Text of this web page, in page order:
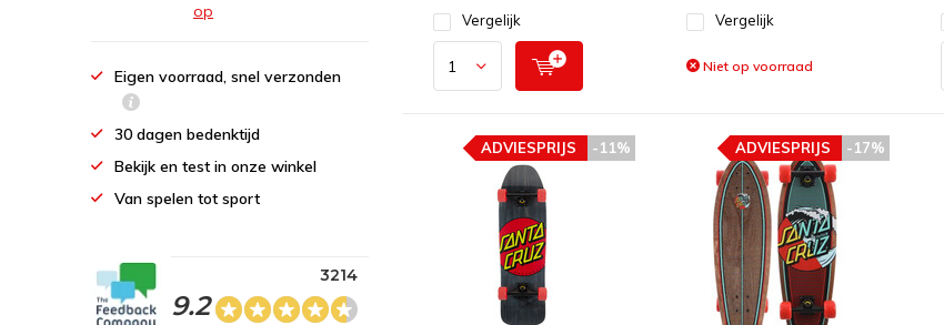
Vergelijk Vergelijk
Niet op voorraad
-11%
ADVIESPRIJS -17%
ADVIESPRIJS
op
Eigen voorraad, snel verzonden
30 dagen bedenktijd
Bekijk en test in onze winkel
Van spelen tot sport
9.2
3214